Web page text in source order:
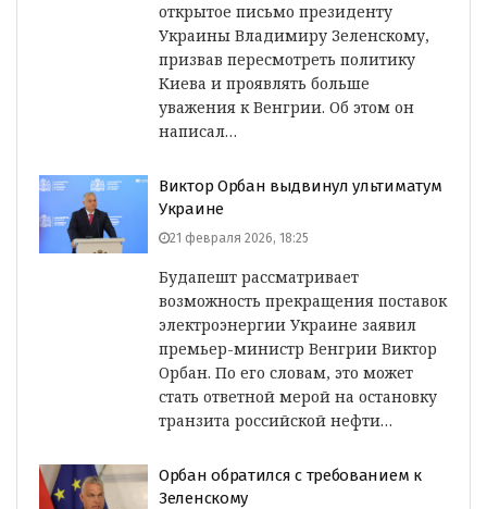
открытое письмо президенту
Украины Владимиру Зеленскому,
призвав пересмотреть политику
Киева и проявлять больше
уважения к Венгрии. Об этом он
написал…
Виктор Орбан выдвинул ультиматум
Украине
21 февраля 2026, 18:25
Будапешт рассматривает
возможность прекращения поставок
электроэнергии Украине заявил
премьер-министр Венгрии Виктор
Орбан. По его словам, это может
стать ответной мерой на остановку
транзита российской нефти…
Орбан обратился с требованием к
Зеленскому